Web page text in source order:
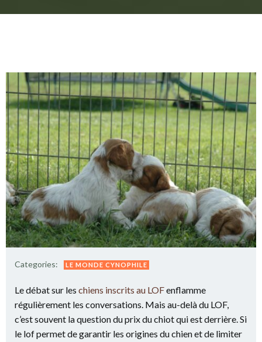
Categories: LE MONDE CYNOPHILE
Le débat sur les chiens inscrits au LOFenflamme
régulièrement les conversations. Mais au-delà du LOF,
c’est souvent la question du prix du chiot qui est derrière. Si
le lof permet de garantir les origines du chien et de limiter